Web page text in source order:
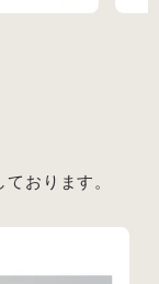
おります。